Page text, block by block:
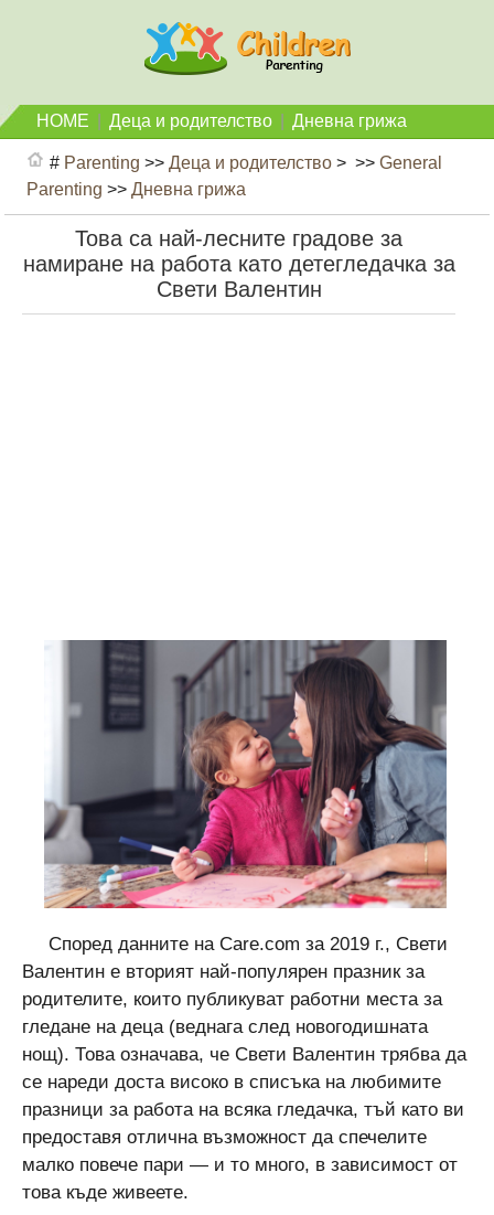
HOME Деца и родителство Дневна грижа
# Parenting >>Деца и родителство > >>General
Parenting >>Дневна грижа
Това са най-лесните градове за
намиране на работа като детегледачка за
Свети Валентин
Според данните на Care.com за 2019 г., Свети
Валентин е вторият най-популярен празник за
родителите, които публикуват работни места за
гледане на деца (веднага след новогодишната
нощ). Това означава, че Свети Валентин трябва да
се нареди доста високо в списъка на любимите
празници за работа на всяка гледачка, тъй като ви
предоставя отлична възможност да спечелите
малко повече пари — и то много, в зависимост от
това къде живеете.